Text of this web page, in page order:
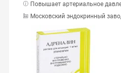
Московский эндокринный
Повышает артериальное